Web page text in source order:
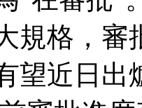
規格，審
望近日出